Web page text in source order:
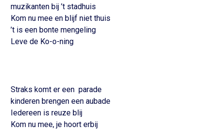
muzikanten bij ’t stadhuis
Kom nu mee en blijf niet thuis
’t is een bonte mengeling
Leve de Ko-o-ning
Straks komt er een parade
kinderen brengen een aubade
Iedereen is reuze blij
Kom nu mee, je hoort erbij